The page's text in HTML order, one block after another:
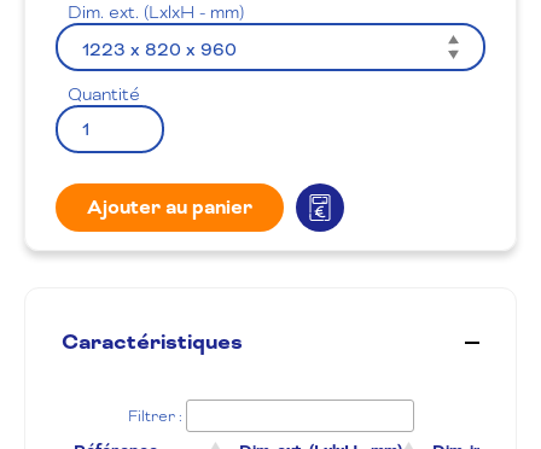
Dim. ext. (LxlxH - mm)
Quantité
Ajouter au panier
Caractéristiques
Filtrer :